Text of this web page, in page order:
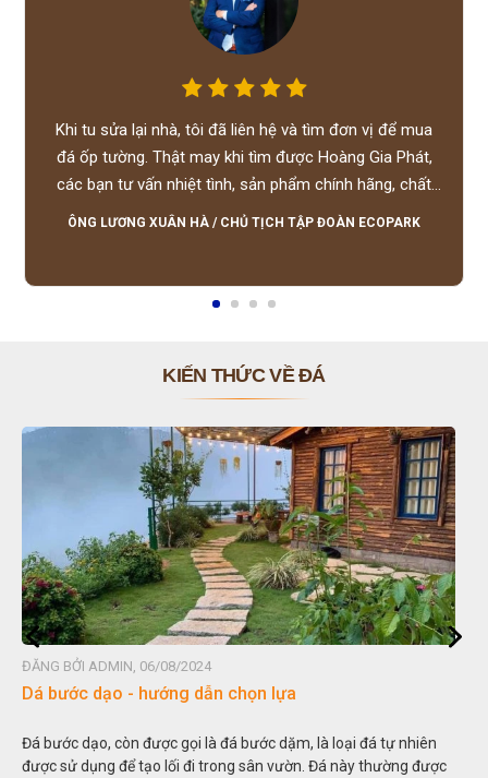
Khi tu sửa lại nhà, tôi đã liên hệ và tìm đơn vị để mua
đá ốp tường. Thật may khi tìm được Hoàng Gia Phát,
các bạn tư vấn nhiệt tình, sản phẩm chính hãng, chất
lượng tốt, giá hợp lý, hỗ trợ tận tình.
ÔNG LƯƠNG XUÂN HÀ / CHỦ TỊCH TẬP ĐOÀN ECOPARK
KIẾN THỨC VỀ ĐÁ
BỞI ADMIN, 06/08/2024
bước dạo - hướng dẫn chọn lựa
bước dạo, còn được gọi là đá bước dặm, là loại đá tự nhiên
sử dụng để tạo lối đi trong sân vườn. Đá này thường được